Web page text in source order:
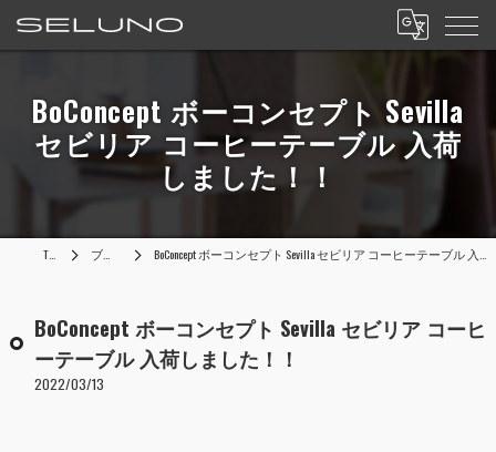
BoConcept ボーコンセプト Sevilla
セビリア コーヒーテーブル 入荷
しました！！
TOP ブログ BoConcept ボーコンセプト Sevilla セビリア コーヒーテーブル 入荷しました！！
BoConcept ボーコンセプト Sevilla セビリア コーヒ
ーテーブル 入荷しました！！
2022/03/13